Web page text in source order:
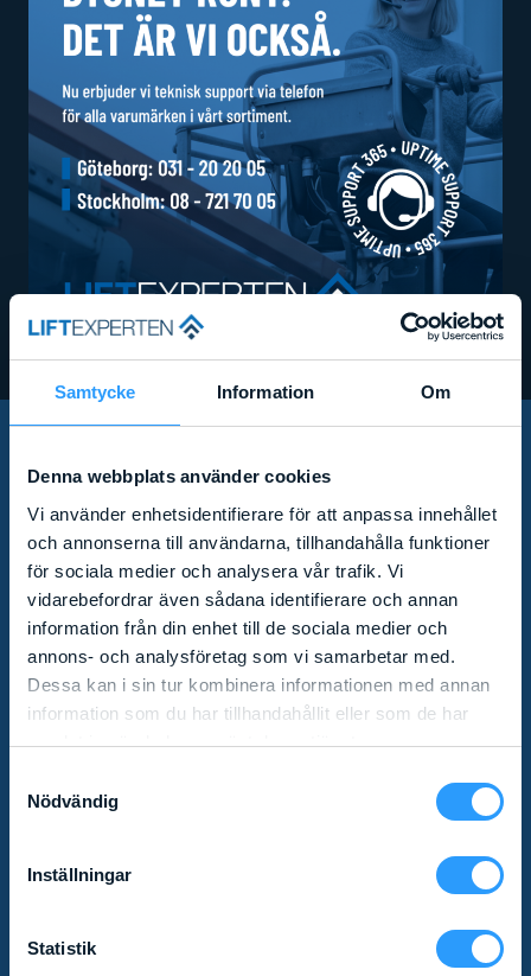
Samtycke Information Om
Denna webbplats använder cookies
Vi använder enhetsidentifierare för att anpassa innehållet
och annonserna till användarna, tillhandahålla funktioner
för sociala medier och analysera vår trafik. Vi
vidarebefordrar även sådana identifierare och annan
information från din enhet till de sociala medier och
annons- och analysföretag som vi samarbetar med.
Dessa kan i sin tur kombinera informationen med annan
information som du har tillhandahållit eller som de har
samlat in när du har använt deras tjänster.
Nödvändig
Inställningar
Statistik
PRENUMERERA PÅ VÅRT
NYHETSBREV!
Missa inga nyheter! Som prenumerant av vårt
nyhetsbrev får du relevant produktinformation och
specialerbjudanden direkt i mailkorgen.